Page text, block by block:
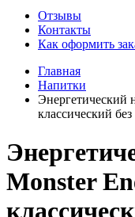
Отзывы
Контакты
Как оформить
Главная
Напитки
Энергетический
классический
Monster